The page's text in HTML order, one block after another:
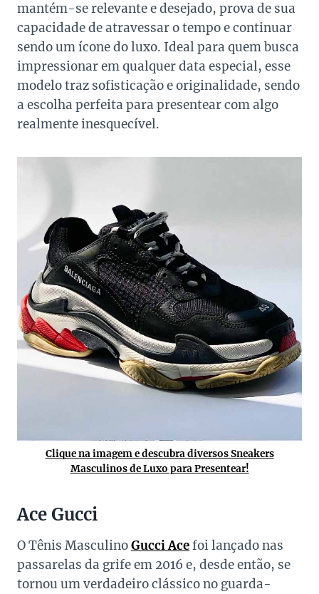
mantém-se relevante e desejado, prova de sua
capacidade de atravessar o tempo e continuar
sendo um ícone do luxo. Ideal para quem busca
impressionar em qualquer data especial, esse
modelo traz sofisticação e originalidade, sendo
a escolha perfeita para presentear com algo
realmente inesquecível.
Clique na imagem e descubra diversos Sneakers
Masculinos de Luxo para Presentear!
Ace Gucci
O Tênis MasculinoGucci Acefoi lançado nas
passarelas da grife em 2016 e, desde então, se
tornou um verdadeiro clássico no guarda-